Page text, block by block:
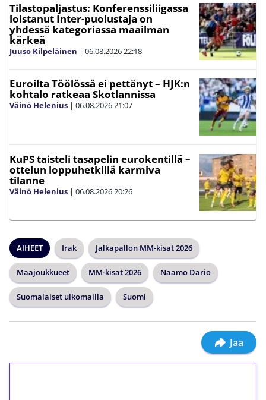
Tilastopaljastus: Konferenssiliigassa
loistanut Inter-puolustaja on
yhdessä kategoriassa maailman
kärkeä
Juuso Kilpeläinen | 06.08.202622:18
Euroilta Töölössä ei pettänyt – HJK:n
kohtalo ratkeaa Skotlannissa
Väinö Helenius | 06.08.202621:07
KuPS taisteli tasapelin eurokentillä –
ottelun loppuhetkillä karmiva
tilanne
Väinö Helenius | 06.08.202620:26
AIHEET Irak Jalkapallon MM-kisat 2026
Maajoukkueet MM-kisat 2026 Naamo Dario
Suomalaiset ulkomailla Suomi
Jaa